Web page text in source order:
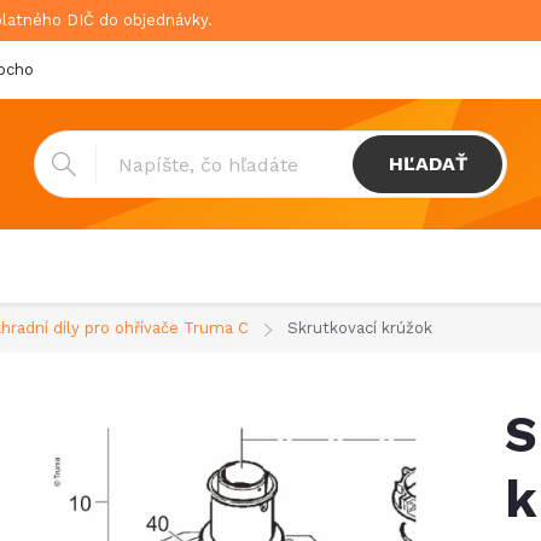
DIČ do objednávky.
podmienky
HĽADAŤ
díly pro ohřívače Truma C Skrutkovací krúžok